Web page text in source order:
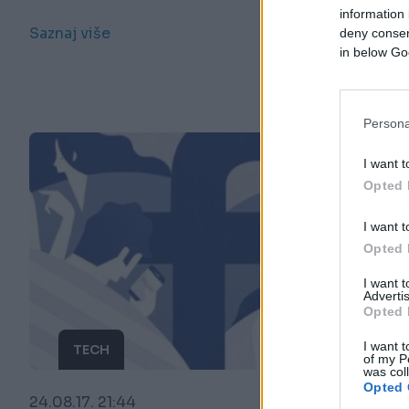
information
deny
in below
I want
Opted
I want
Opted
I want
Opted
I want
of my
was
Opted
Saznaj više
TECH
24.08.17. 21:44